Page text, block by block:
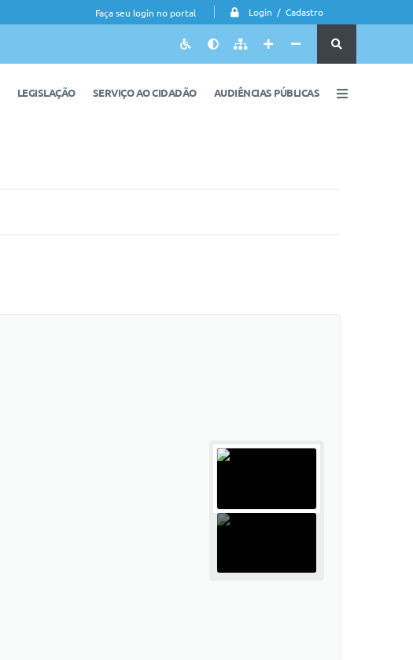
Faça seu login no portal Login / Cadastro
LEGISLAÇÃO SERVIÇO AO CIDADÃO AUDIÊNCIAS PÚBLICAS